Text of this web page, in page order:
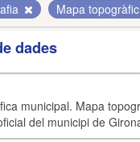
Mapa
dades
municipal. Mapa
del municipi de